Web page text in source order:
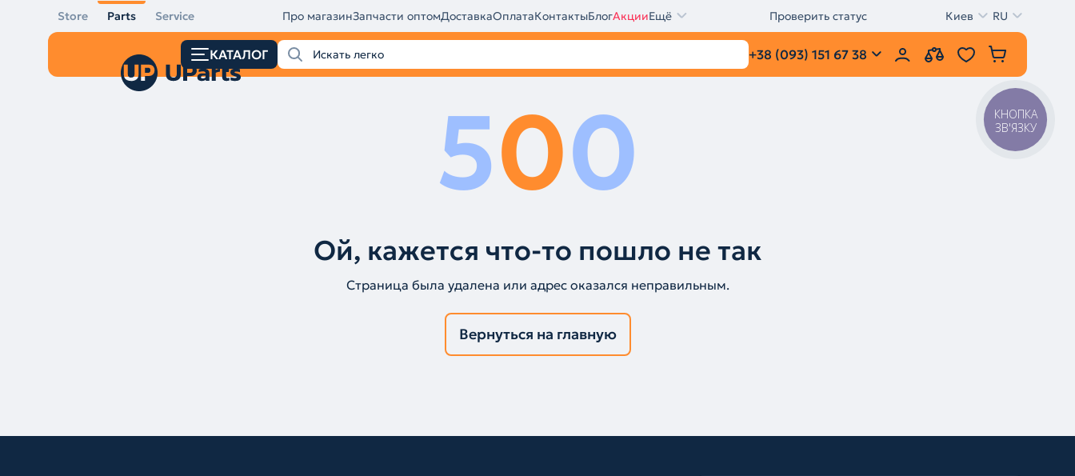
Store Parts Service Про магазинЗапчасти оптомДоставкаОплатаКонтактыБлогАкцииЕщё Проверить статус Киев RU
КАТАЛОГ +38 (093) 151 67 38
500
Ой, кажется что-то пошло не так
Страница была удалена или адрес оказался неправильным.
Вернуться на главную
КНОПКА
ЗВ'ЯЗКУ